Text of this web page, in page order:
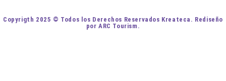
Copyrigth 2025 © Todos los Derechos Reservados Kreateca. Rediseño
por ARC Tourism.